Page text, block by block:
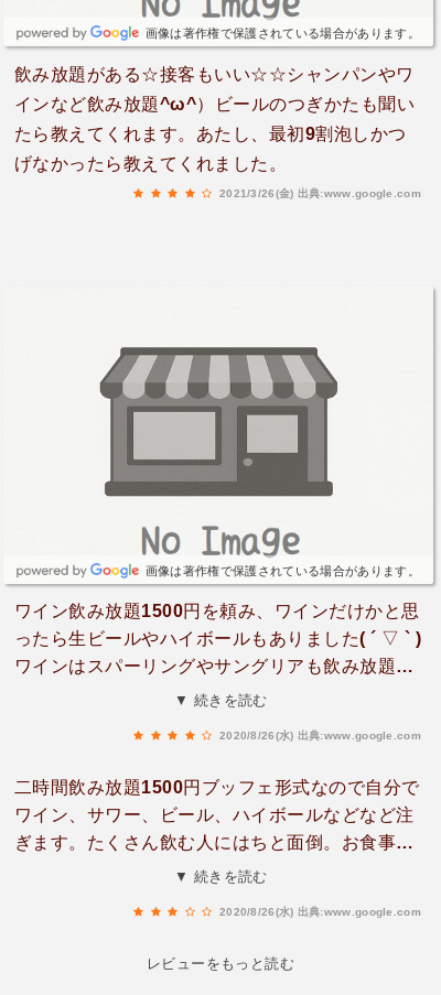
画像は著作権で保護されている場合があります。
飲み放題がある☆接客もいい☆☆シャンパンやワ
インなど飲み放題^ω^）ビールのつぎかたも聞い
たら教えてくれます。あたし、最初9割泡しかつ
げなかったら教えてくれました。
2021/3/26(金) 出典:www.google.com
画像は著作権で保護されている場合があります。
ワイン飲み放題1500円を頼み、ワインだけかと思
ったら生ビールやハイボールもありました( ´ ▽ ` )
ワインはスパーリングやサングリアも飲み放題に
あって種類豊富に楽しめました♪料理はひとつひと
んも気がきいてるし満足！飲み放題のワイングラ
スは、水で注いで使い回しするのがちょっとめん
どくさかったけれど、このコスパなら仕方ないか
▼ 続きを読む
2020/8/26(水) 出典:www.google.com
二時間飲み放題1500円ブッフェ形式なので自分で
ワイン、サワー、ビール、ハイボールなどなど注
ぎます。たくさん飲む人にはちと面倒。お食事は
イタリアン、フレンチ好きな方にはいいかも！
▼ 続きを読む
2020/8/26(水) 出典:www.google.com
レビューをもっと読む